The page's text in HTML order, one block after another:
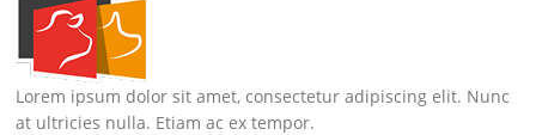
Lorem ipsum dolor sit amet, consectetur adipiscing elit. Nunc
at ultricies nulla. Etiam ac ex tempor.